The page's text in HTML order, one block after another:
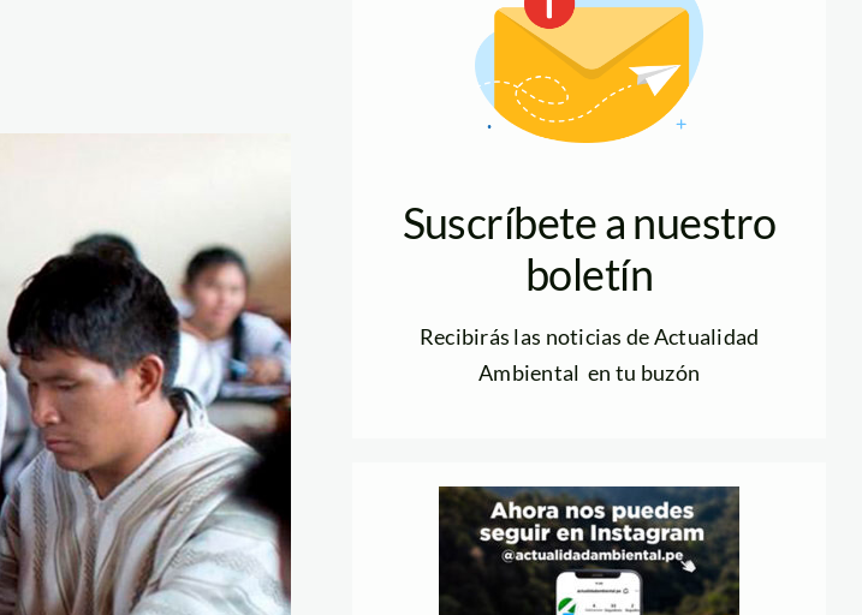
Suscríbete a nuestro
boletín
Recibirás las noticias de Actualidad
Ambiental en tu buzón